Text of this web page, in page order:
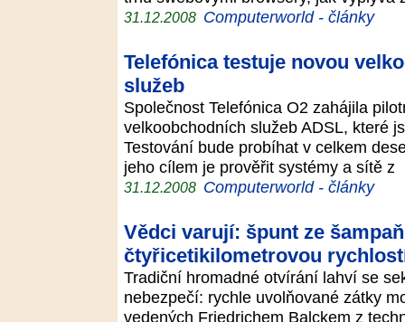
31.12.2008 Computerworld - články
Telefónica testuje novou
služeb
Společnost Telefónica O2 zahájila
velkoobchodních služeb ADSL, které
Testování bude probíhat v celkem
jeho cílem je prověřit systémy a sítě z
31.12.2008 Computerworld - články
Vědci varují: špunt ze
čtyřicetikilometrovou
Tradiční hromadné otvírání lahví se
nebezpečí: rychle uvolňované zátky
vedených Friedrichem Balckem z